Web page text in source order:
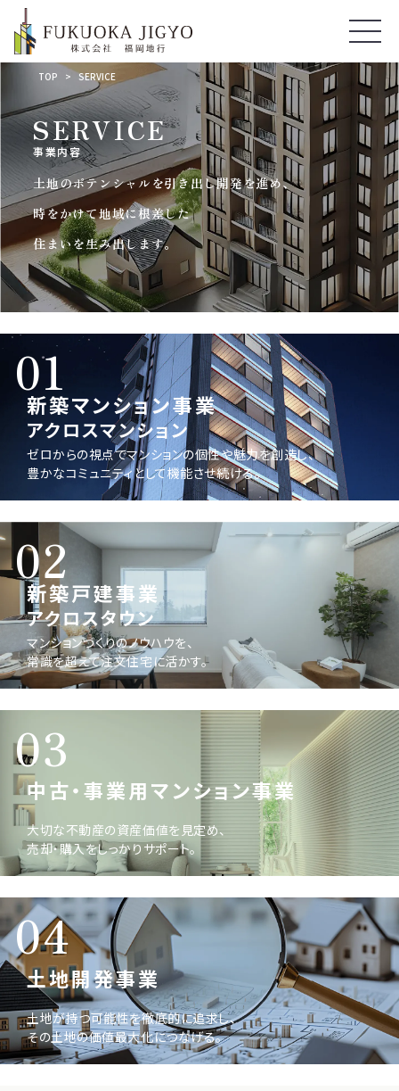
TOP SERVICE
SERVICE
事業内容
土地のポテンシャルを引き出し開発を進め、
時をかけて地域に根差した
住まいを生み出します。
01
新築マンション事業
アクロスマンション
ゼロからの視点でマンションの個性や魅力を創造し、
豊かなコミュニティとして機能させ続ける。
02
新築戸建事業
アクロスタウン
マンションづくりのノウハウを、
常識を超えて注文住宅に活かす。
03
中古・事業用マンション事業
大切な不動産の資産価値を見定め、
売却・購入をしっかりサポート。
04
土地開発事業
土地が持つ可能性を徹底的に追求し、
その土地の価値最大化につなげる。